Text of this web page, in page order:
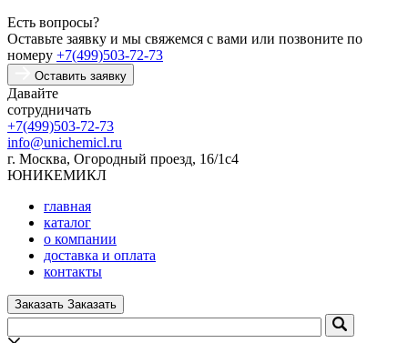
Есть вопросы?
Оставьте заявку и мы свяжемся с вами или позвоните по
номеру +7(499)503-72-73
Оставить заявку
Давайте
сотрудничать
+7(499)503-72-73
info@unichemicl.ru
г. Москва, Огородный проезд, 16/1с4
ЮНИКЕМИКЛ
главная
каталог
о компании
доставка и оплата
контакты
Заказать Заказать